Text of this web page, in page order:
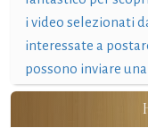
i video selezionati
interessate a
possono inviare